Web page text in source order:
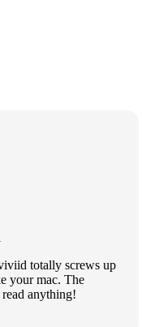
totally screws up
your mac. The
read anything!